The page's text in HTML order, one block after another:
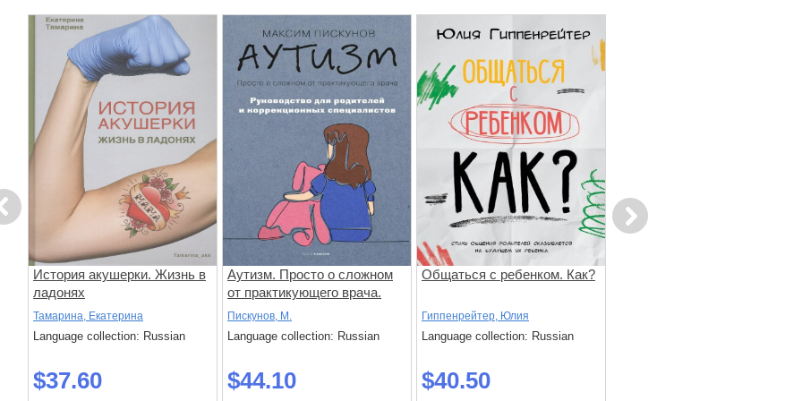
История акушерки. Жизнь в
ладонях
Тамарина, Екатерина
Language collection: Russian
$37.60
Аутизм. Просто о сложном
от практикующего врача.
Руководство для родителей
и коррекционных
специалистов
Пискунов, М.
Language collection: Russian
$44.10
Общаться с ребенком. Как?
Гиппенрейтер, Юлия
Language collection: Russian
$40.50
Next